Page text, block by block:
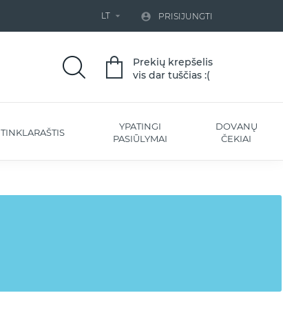
LT   PRISIJUNGTI
Prekių krepšelis
vis dar tuščias :(
TINKLARAŠTIS
YPATINGI
PASIŪLYMAI
DOVANŲ
ČEKIAI